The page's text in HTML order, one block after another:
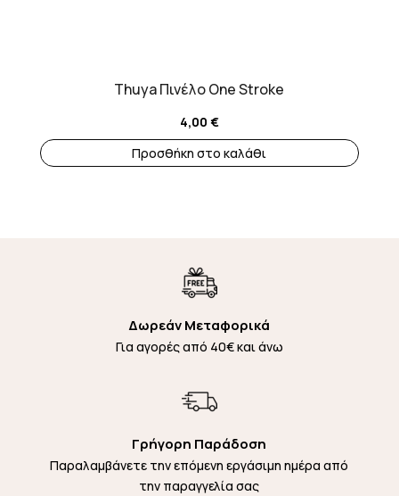
Thuya Πινέλο One Stroke
4,00 €
Προσθήκη στο καλάθι
Δωρεάν Μεταφορικά
Για αγορές από 40€ και άνω
Γρήγορη Παράδοση
Παραλαμβάνετε την επόμενη εργάσιμη ημέρα από
την παραγγελία σας